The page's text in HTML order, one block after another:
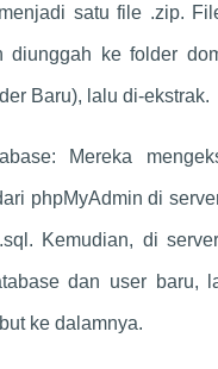
satu file .zip.
diunggah ke folder
Baru), lalu di-ekstrak.
Mereka
phpMyAdmin di
Kemudian, di
dan user baru,
ke dalamnya.